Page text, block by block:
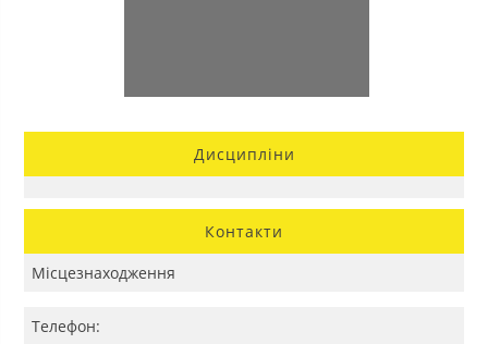
Дисципліни
Контакти
Місцезнаходження
Телефон: